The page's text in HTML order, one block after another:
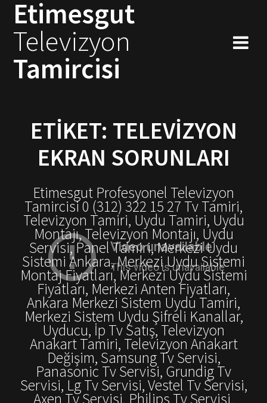
Skip
to
Etimesgut
Televizyon
Tamircisi
ETIKET: TELEVIZYON
EKRAN SORUNLARI
Etimesgut Profesyonel Televizyon
Tamircisi 0 (312) 322 15 27 Tv Tamiri,
Televizyon Tamiri, Uydu Tamiri, Uydu
Montajı, Televizyon Montajı, Uydu
Servisi, Panel Tamiri, Merkezi Uydu
Sistemi Ankara, Merkezi Uydu Sistemi
Montaj Fiyatları, Merkezi Uydu Sistemi
Fiyatları, Merkezi Anten Fiyatları,
Ankara Merkezi Sistem Uydu Tamiri,
Merkezi Sistem Uydu Şifreli Kanallar,
Uyducu, İp Tv Satış, Televizyon
Anakart Tamiri, Televizyon Anakart
Değişim, Samsung Tv Servisi,
Panasonic Tv Servisi, Grundig Tv
Servisi, Lg Tv Servisi, Vestel Tv Servisi,
Axen Tv Servisi, Philips Tv Servisi,